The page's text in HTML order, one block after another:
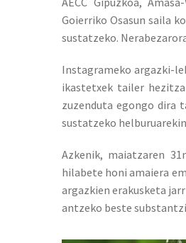
Goierriko Osasun saila
sustatzeko.
Instagrameko argazki-
ikastetxek tailer
zuzenduta egongo dira
sustatzeko
Azkenik, maiatzaren
hilabete honi amaiera
argazkien erakusketa
antzeko beste